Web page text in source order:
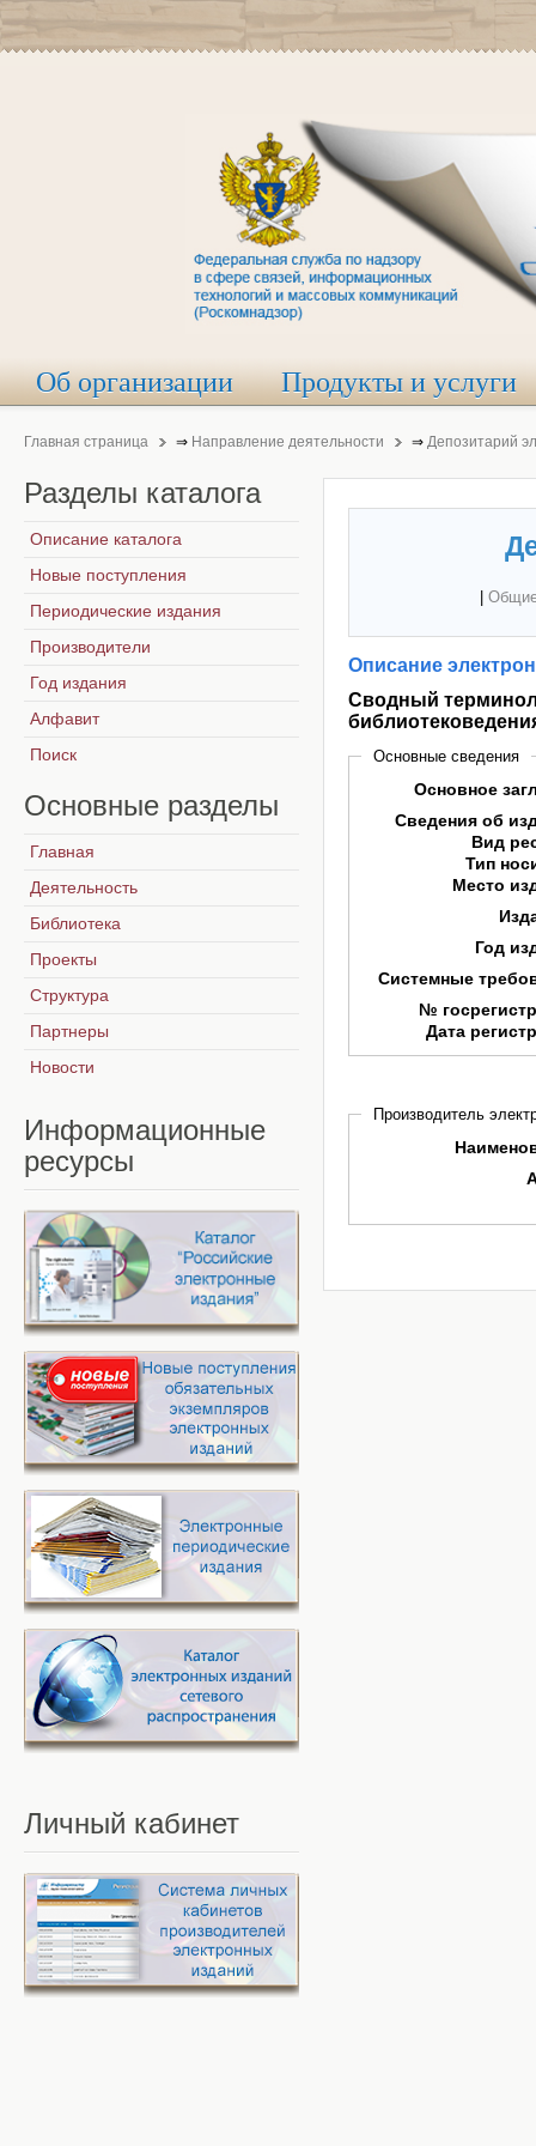
Об организации Продукты и услуги
Главная страница ⇒ Направление деятельности ⇒ Депозитарий
Описание
Сводный
Основные сведения
Основное
Сведения об
Вид
Тип
Место
Год
Системные
№
Дата
Производитель
Разделы каталога
Описание каталога
Новые поступления
Периодические издания
Производители
Год издания
Алфавит
Поиск
Основные разделы
Главная
Деятельность
Библиотека
Проекты
Структура
Партнеры
Новости
Информационные
ресурсы
Личный кабинет